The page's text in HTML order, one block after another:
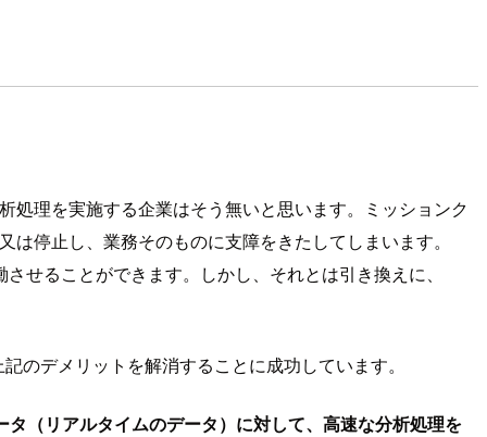
理を実施する企業はそう無いと思います。ミッションク
停止し、業務そのものに支障をきたしてしまいます。
せることができます。しかし、それとは引き換えに、
のデメリットを解消することに成功しています。
（リアルタイムのデータ）に対して、高速な分析処理を